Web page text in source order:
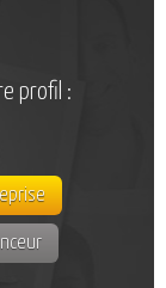
profil :